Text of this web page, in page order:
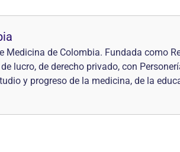
de Colombia. Fundada como
lucro, de derecho privado, con
y progreso de la medicina, de la